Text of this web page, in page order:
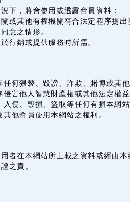
下，將會使用或透露會員資料：
關或其他有權機關符合法定程序提出
意之情形。
於行銷或提供服務時所需。
何猥褻、毀謗、詐欺、賭博或其他
侵害他人智慧財產權或其他法定權益
入侵、毀損、盜取等任何有損本網
其他會員使用本網站之權利。
者在本網站所上載之資料或經由
之責。